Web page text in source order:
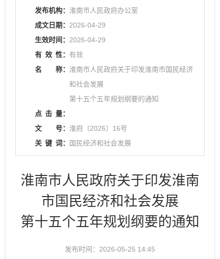
发布机构： 淮南市人民政府办公室
成文日期： 2026-04-29
生效时间： 2026-04-29
有 效 性： 有效
名
称： 淮南市人民政府关于印发淮南市国民经济
和社会发展
第十五个五年规划纲要的通知
点 击 量：
文
号： 淮府〔2026〕16号
关 键 词： 国民经济和社会发展
淮南市人民政府关于印发淮南
市国民经济和社会发展
第十五个五年规划纲要的通知
发布时间：2026-05-25 14:45